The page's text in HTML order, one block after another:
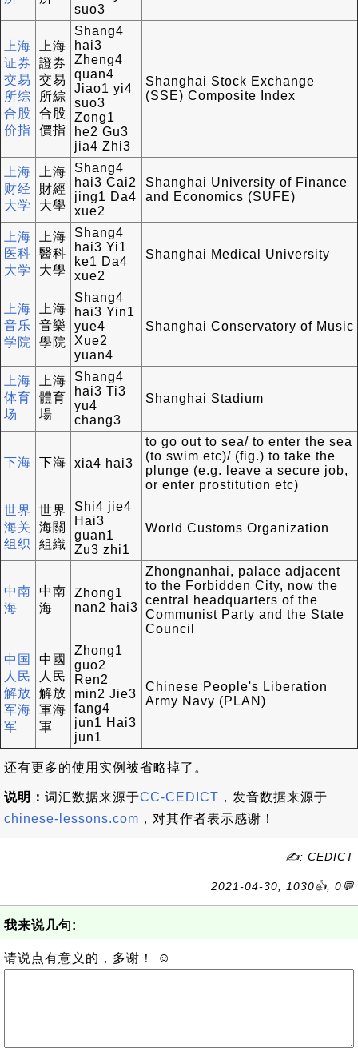
suo3
上海
证券
交易
所综
合股
价指
上海
證券
交易
所綜
合股
價指
Shang4
hai3
Zheng4
quan4
Jiao1 yi4
suo3
Zong1
he2 Gu3
jia4 Zhi3
Shanghai Stock Exchange
(SSE) Composite Index
上海
财经
大学
上海
財經
大學
Shang4
hai3 Cai2
jing1 Da4
xue2
Shanghai University of Finance
and Economics (SUFE)
上海
医科
大学
上海
醫科
大學
Shang4
hai3 Yi1
ke1 Da4
xue2
Shanghai Medical University
上海
音乐
学院
上海
音樂
學院
Shang4
hai3 Yin1
yue4
Xue2
yuan4
Shanghai Conservatory of Music
上海
体育
场
上海
體育
場
Shang4
hai3 Ti3
yu4
chang3
Shanghai Stadium
下海 下海 xia4 hai3
to go out to sea/ to enter the sea
(to swim etc)/ (fig.) to take the
plunge (e.g. leave a secure job,
or enter prostitution etc)
世界
海关
组织
世界
海關
組織
Shi4 jie4
Hai3
guan1
Zu3 zhi1
World Customs Organization
中南
海
中南
海
Zhong1
nan2 hai3
Zhongnanhai, palace adjacent
to the Forbidden City, now the
central headquarters of the
Communist Party and the State
Council
中国
人民
解放
军海
军
中國
人民
解放
軍海
軍
Zhong1
guo2
Ren2
min2 Jie3
fang4
jun1 Hai3
jun1
Chinese People's Liberation
Army Navy (PLAN)
还有更多的使用实例被省略掉了。
说明： 词汇数据来源于CC-CEDICT ，发音数据来源于
chinese-lessons.com ，对其作者表示感谢！
✍: CEDICT
2021-04-30, 1030👍, 0💬
我来说几句:
请说点有意义的，多谢！ ☺